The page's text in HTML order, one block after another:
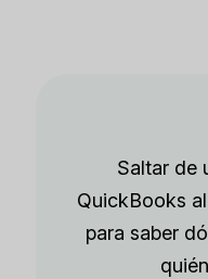
Saltar de
QuickBooks
para saber